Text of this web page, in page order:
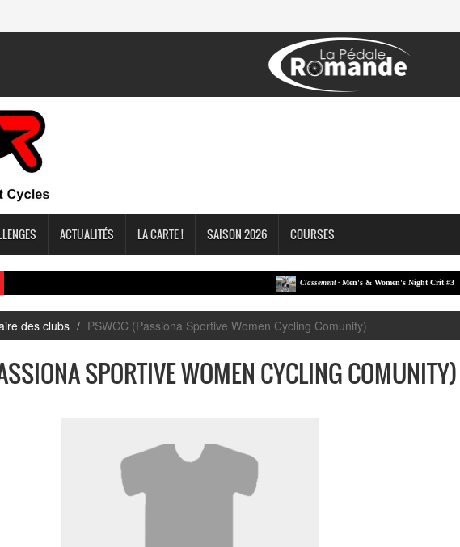
ACTUALITÉS LA CARTE ! SAISON 2026 COURSES
Classement -Men's & Women's Night Crit #3
des clubs PSWCC (Passiona Sportive Women Cycling Comunity)
SPORTIVE WOMEN CYCLING COMUNITY)